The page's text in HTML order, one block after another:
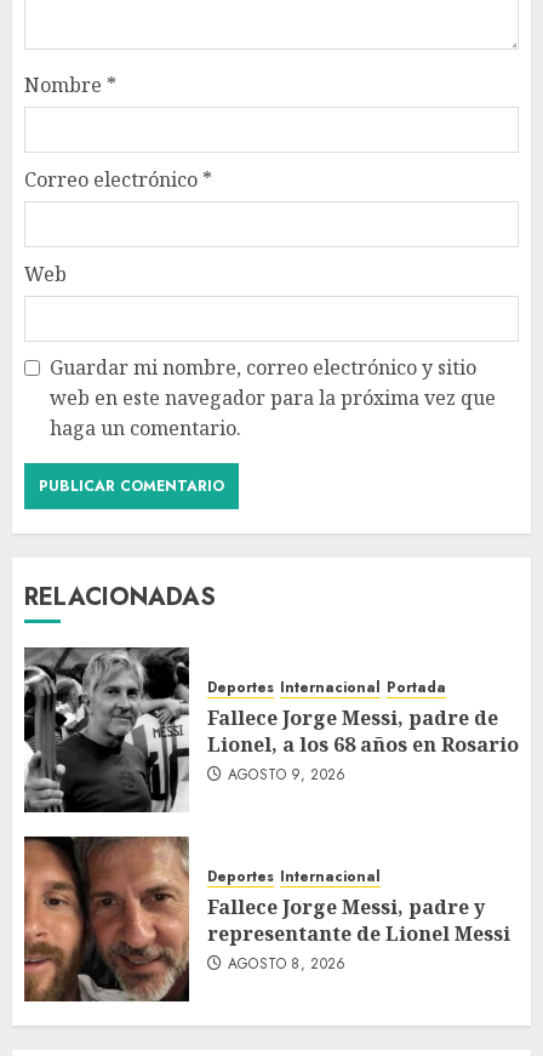
Nombre *
Correo electrónico *
Web
Guardar mi nombre, correo electrónico y sitio
web en este navegador para la próxima vez que
haga un comentario.
RELACIONADAS
Deportes Internacional Portada
Fallece Jorge Messi, padre de
Lionel, a los 68 años en Rosario
AGOSTO 9, 2026
Deportes Internacional
Fallece Jorge Messi, padre y
representante de Lionel Messi
AGOSTO 8, 2026